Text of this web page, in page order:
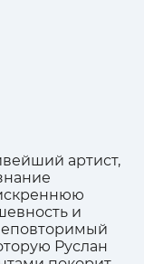
артист,
и
Руслан